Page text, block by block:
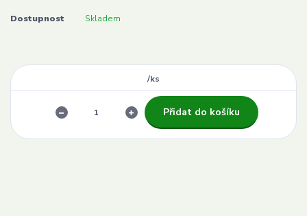
Dostupnost Skladem
/ks
Přidat do košíku